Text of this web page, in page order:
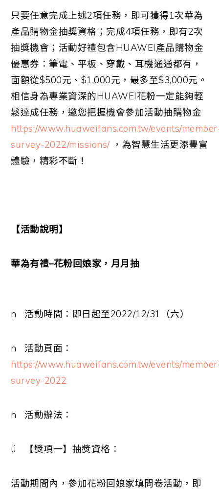
只要任意完成上述2項任務，即可獲得1次華為
產品購物金抽獎資格；完成4項任務，即有2次
抽獎機會；活動好禮包含HUAWEI產品購物金
優惠券：筆電、平板、穿戴、耳機通通都有，
面額從$500元、 $1,000元，最多至$3,000元。
相信身為專業資深的HUAWEI花粉一定能夠輕
鬆達成任務，邀您把握機會參加活動抽購物金
https://www.huaweifans.com.tw/events/
survey-2022/missions/ ，為智慧生活更添豐富
體驗，精彩不斷！
【活動說明】
華為有禮–花粉回娘家，月月抽
n 活動時間：即日起至2022/12/31 （六）
n 活動頁面：
https://www.huaweifans.com.tw/events/
survey-2022
n 活動辦法：
ü 【獎項一】抽獎資格：
活動期間內，參加花粉回娘家填問卷活動，即